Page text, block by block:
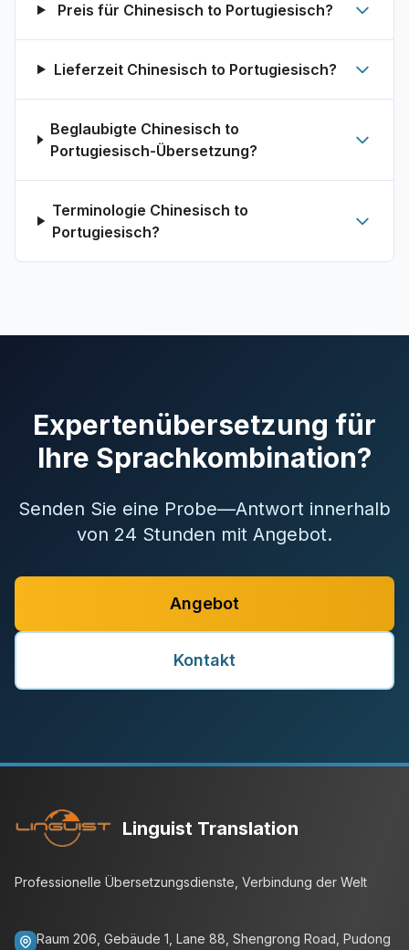
Preis für Chinesisch to Portugiesisch?
Lieferzeit Chinesisch to Portugiesisch?
Beglaubigte Chinesisch to
Portugiesisch-Übersetzung?
Terminologie Chinesisch to
Portugiesisch?
Expertenübersetzung für
Ihre Sprachkombination?
Senden Sie eine Probe—Antwort innerhalb
von 24 Stunden mit Angebot.
Angebot
Kontakt
Linguist Translation
Professionelle Übersetzungsdienste, Verbindung der Welt
Raum 206, Gebäude 1, Lane 88, Shengrong Road, Pudong